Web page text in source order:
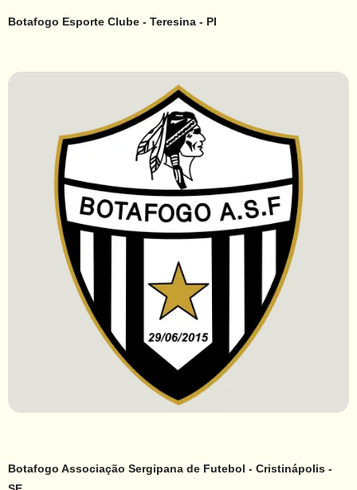
Botafogo Esporte Clube - Teresina - PI
Botafogo Associação Sergipana de Futebol - Cristinápolis -